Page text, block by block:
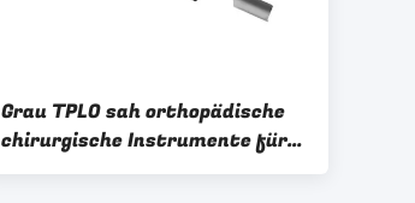
Grau TPLO sah orthopädische
chirurgische Instrumente für
Veterinärknochen-Chirurgie